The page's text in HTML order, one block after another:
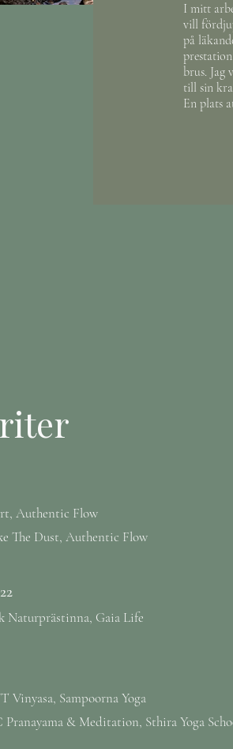
I mitt
vill
på
brus.
till sin
En plats
Authentic Flow
The Dust, Authentic Flow
Naturprästinna, Gaia Life
Vinyasa, Sampoorna Yoga
Pranayama & Meditation, Sthira Yoga